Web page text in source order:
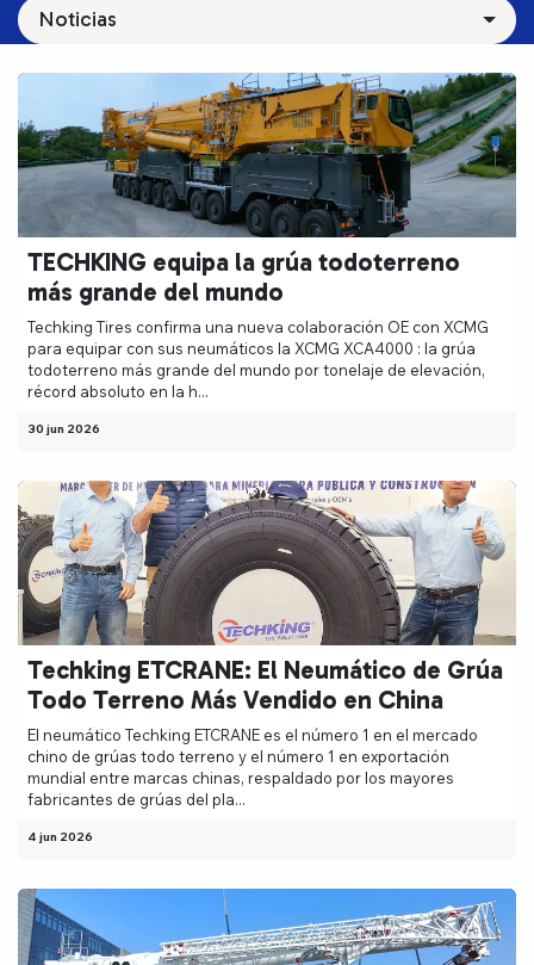
Noticias
TECHKING equipa la grúa todoterreno
más grande del mundo
Techking Tires confirma una nueva colaboración OE con XCMG
para equipar con sus neumáticos la XCMG XCA4000 : la grúa
todoterreno más grande del mundo por tonelaje de elevación,
récord absoluto en la h...
30 jun 2026
Techking ETCRANE: El Neumático de Grúa
Todo Terreno Más Vendido en China
El neumático Techking ETCRANE es el número 1 en el mercado
chino de grúas todo terreno y el número 1 en exportación
mundial entre marcas chinas, respaldado por los mayores
fabricantes de grúas del pla...
4 jun 2026